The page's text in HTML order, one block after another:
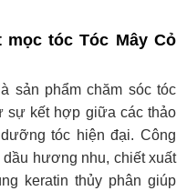
mọc tóc Tóc Mây Cỏ
sản phẩm chăm sóc tóc
sự kết hợp giữa các thảo
tóc hiện đại. Công
hương nhu, chiết xuất
keratin thủy phân giúp